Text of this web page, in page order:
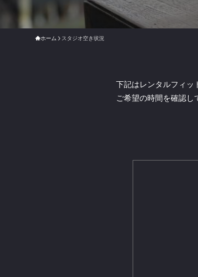
ホーム スタジオ空き状況
下記はレンタルフィッ
ご希望の時間を確認し